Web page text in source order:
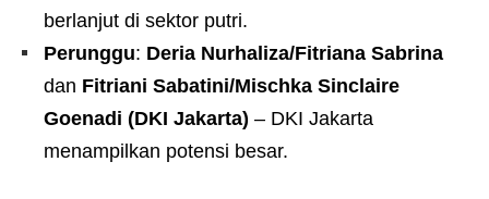
berlanjut di sektor putri.
Perunggu: Deria Nurhaliza/Fitriana Sabrina
dan Fitriani Sabatini/Mischka Sinclaire
Goenadi (DKI Jakarta) – DKI Jakarta
menampilkan potensi besar.